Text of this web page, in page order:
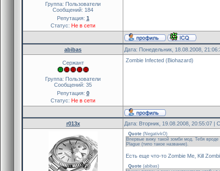
Группа: Пользователи
Сообщений: 184
Репутация: 1
Статус: Не в сети
abibas Дата: Понедельник, 18.08.2008,
Сержант
Группа: Пользователи
Сообщений: 35
Репутация: 0
Статус: Не в сети
Zombie Infected (Biohazard)
r013x Дата: Вторник, 19.08.2008, 20:55:07 |
Quote (NegativkO)
Впервые вижу такой зомби мод. Тебя
Plague (типо такое название).
Есть еще что-то Zombie Me, Kill
Quote (abibas)